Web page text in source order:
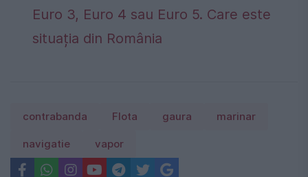
Euro 3, Euro 4 sau Euro 5. Care este
situația din România
contrabanda Flota gaura marinar
navigatie vapor